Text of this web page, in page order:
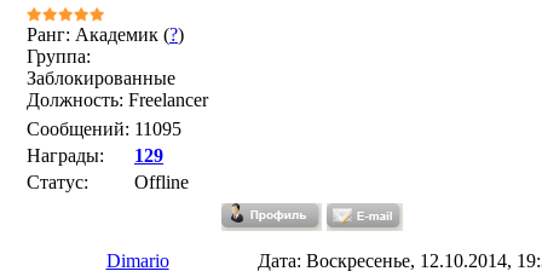
Ранг: Академик (?)
Группа:
Заблокированные
Должность: Freelancer
Сообщений: 11095
Награды:
129
Статус:
Offline
Dimario
Дата: Воскресенье, 12.10.2014,